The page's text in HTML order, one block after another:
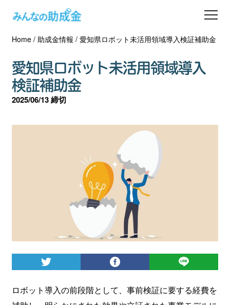
助成金を探す
士業の方へ
助成金コラム
会員登録
ログイン
Home/ 助成金情報 / 愛知県ロボット未活用領域導入検証補助金
愛知県ロボット未活用領域導入
検証補助金
2025/06/13 締切
ロボット導入の前段階として、事前検証に要する経費を